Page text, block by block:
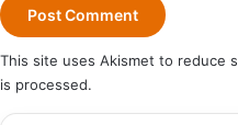
This site uses Akismet to reduce
is processed.